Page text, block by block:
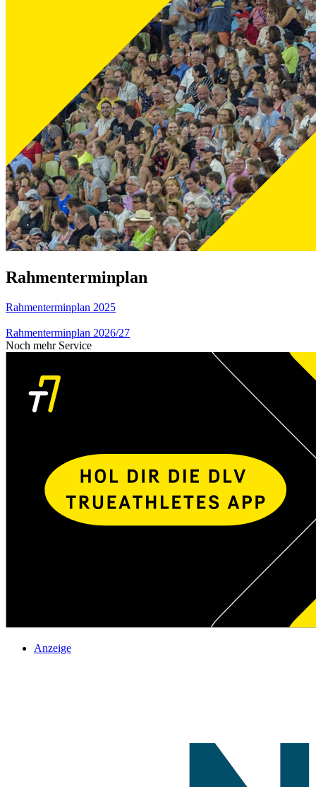
Rahmenterminplan
Rahmenterminplan 2025
Rahmenterminplan 2026/27
Noch mehr Service
Anzeige